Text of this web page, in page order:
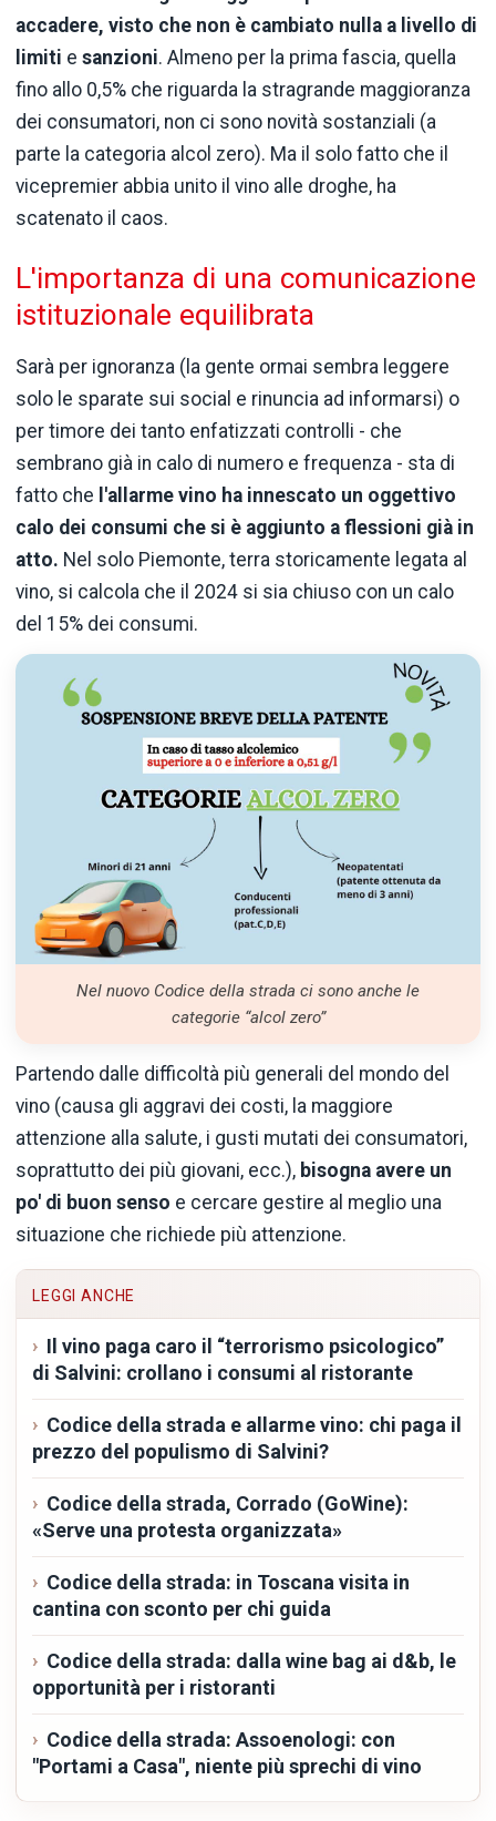
accadere, visto che non è cambiato nulla a livello di
limiti e sanzioni. Almeno per la prima fascia, quella
fino allo 0,5% che riguarda la stragrande maggioranza
dei consumatori, non ci sono novità sostanziali (a
parte la categoria alcol zero). Ma il solo fatto che il
vicepremier abbia unito il vino alle droghe, ha
scatenato il caos.
L'importanza di una comunicazione
istituzionale equilibrata
Sarà per ignoranza (la gente ormai sembra leggere
solo le sparate sui social e rinuncia ad informarsi) o
per timore dei tanto enfatizzati controlli - che
sembrano già in calo di numero e frequenza - sta di
fatto che l'allarme vino ha innescato un oggettivo
calo dei consumi che si è aggiunto a flessioni già in
atto. Nel solo Piemonte, terra storicamente legata al
vino, si calcola che il 2024 si sia chiuso con un calo
del 15% dei consumi.
Nel nuovo Codice della strada ci sono anche le
categorie “alcol zero”
Partendo dalle difficoltà più generali del mondo del
vino (causa gli aggravi dei costi, la maggiore
attenzione alla salute, i gusti mutati dei consumatori,
soprattutto dei più giovani, ecc.), bisogna avere un
po' di buon senso e cercare gestire al meglio una
situazione che richiede più attenzione.
LEGGI ANCHE
Il vino paga caro il “terrorismo psicologico”
di Salvini: crollano i consumi al ristorante
Codice della strada e allarme vino: chi paga il
prezzo del populismo di Salvini?
Codice della strada, Corrado (GoWine):
«Serve una protesta organizzata»
Codice della strada: in Toscana visita in
cantina con sconto per chi guida
Codice della strada: dalla wine bag ai d&b, le
opportunità per i ristoranti
Codice della strada: Assoenologi: con
"Portami a Casa", niente più sprechi di vino